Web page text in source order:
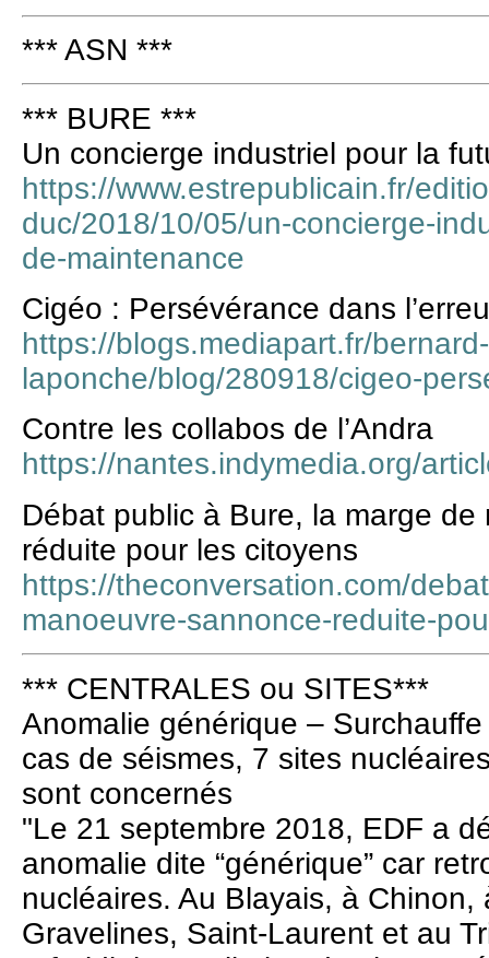
*** ASN ***
*** BURE ***
Un concierge industriel pour la
https://www.estrepublicain.fr/
duc/2018/10/05/un-concierge-
de-maintenance
Cigéo : Persévérance dans
https://blogs.mediapart.fr/bernard-
laponche/blog/280918/cigeo-
Contre les collabos de l’Andra
https://nantes.indymedia.org/
Débat public à Bure, la marge
réduite pour les citoyens
https://theconversation.com/
manoeuvre-sannonce-reduite-
*** CENTRALES ou SITES***
Anomalie générique –
cas de séismes, 7 sites
sont concernés
"Le 21 septembre 2018, EDF a
anomalie dite “générique” car
nucléaires. Au Blayais, à
Gravelines, Saint-Laurent et au